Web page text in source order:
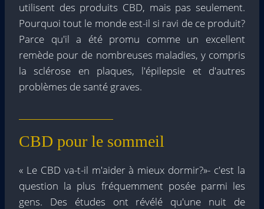
utilisent des produits CBD, mais pas seulement.
Pourquoi tout le monde est-il si ravi de ce produit?
Parce qu'il a été promu comme un excellent
remède pour de nombreuses maladies, y compris
la sclérose en plaques, l'épilepsie et d'autres
problèmes de santé graves.
CBD pour le sommeil
« Le CBD va-t-il m'aider à mieux dormir?»- c'est la
question la plus fréquemment posée parmi les
gens. Des études ont révélé qu'une nuit de